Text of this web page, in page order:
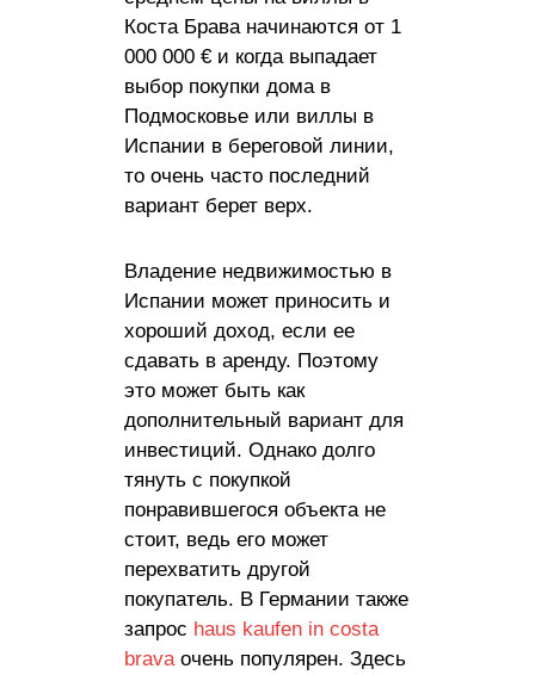
Коста Брава начинаются от 1
000 000 € и когда выпадает
выбор покупки дома в
Подмосковье или виллы в
Испании в береговой линии,
то очень часто последний
вариант берет верх.
Владение недвижимостью в
Испании может приносить и
хороший доход, если ее
сдавать в аренду. Поэтому
это может быть как
дополнительный вариант для
инвестиций. Однако долго
тянуть с покупкой
понравившегося объекта не
стоит, ведь его может
перехватить другой
покупатель. В Германии также
запрос haus kaufen in costa
brava очень популярен. Здесь